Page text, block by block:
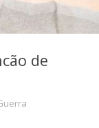
de